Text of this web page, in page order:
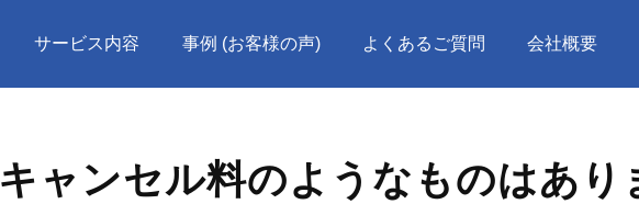
サービス内容 事例 (お客様の声) よくあるご質問 会社概要
キャンセル料のようなものはあり